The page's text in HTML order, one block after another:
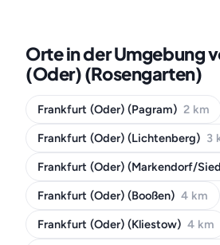
Orte in der Umgebung
(Oder) (Rosengarten)
Frankfurt (Oder) (Pagram) 2 km
Frankfurt (Oder) (Lichtenberg) 3
Frankfurt (Oder) (Markendorf/
Frankfurt (Oder) (Booßen) 4 km
Frankfurt (Oder) (Kliestow) 4 km